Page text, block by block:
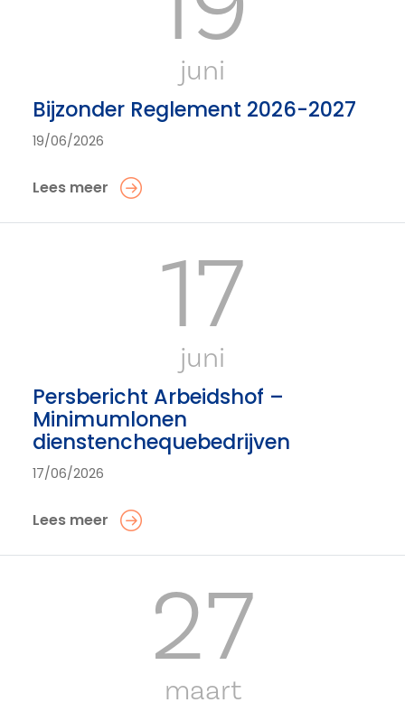
juni
Bijzonder Reglement 2026-2027
19/06/2026
Lees meer
17
juni
Persbericht Arbeidshof –
Minimumlonen
dienstenchequebedrijven
17/06/2026
Lees meer
27
maart